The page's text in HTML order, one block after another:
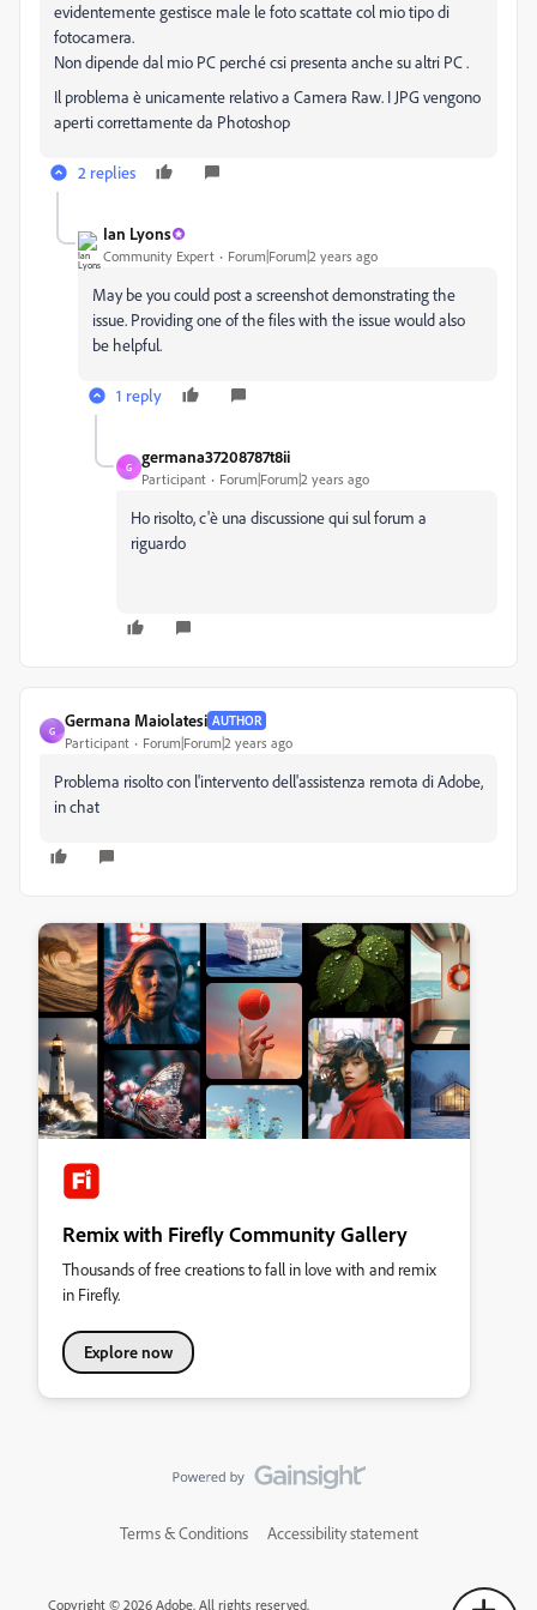
evidentemente gestisce male le foto scattate col mio tipo di
fotocamera.
Non dipende dal mio PC perché csi presenta anche su altri PC .
Il problema è unicamente relativo a Camera Raw. I JPG vengono
aperti correttamente da Photoshop
2 replies
Ian Lyons
Community Expert Forum|Forum|2 years ago
May be you could post a screenshot demonstrating the
issue. Providing one of the files with the issue would also
be helpful.
1 reply
G
germana37208787t8ii
Participant Forum|Forum|2 years ago
Ho risolto, c'è una discussione qui sul forum a
riguardo
G
Germana Maiolatesi AUTHOR
Participant Forum|Forum|2 years ago
Problema risolto con l'intervento dell'assistenza remota di Adobe,
in chat
Remix with Firefly Community Gallery
Thousands of free creations to fall in love with and remix
in Firefly.
Explore now
Terms & Conditions Accessibility statement
Copyright © 2026 Adobe. All rights reserved.